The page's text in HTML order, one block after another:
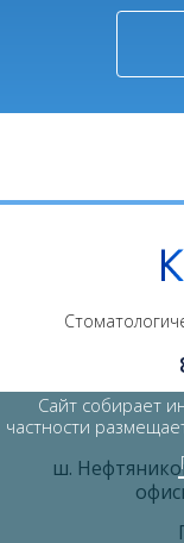
ш.
Сайт собирает
частности